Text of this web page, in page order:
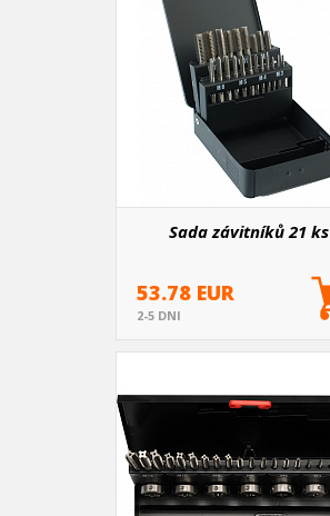
Sada závitníků 21 ks
53.78 EUR
2-5 DNI